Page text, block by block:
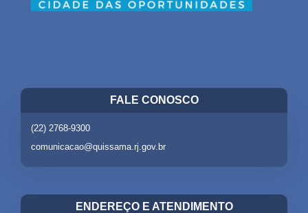
FALE CONOSCO
(22) 2768-9300
comunicacao@quissama.rj.gov.br
ENDEREÇO E ATENDIMENTO